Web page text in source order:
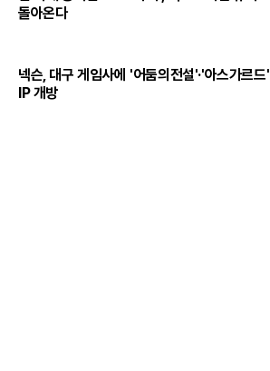
돌아온다
넥슨, 대구 게임사에 '어둠의전설'·'아스가르드'
IP 개방